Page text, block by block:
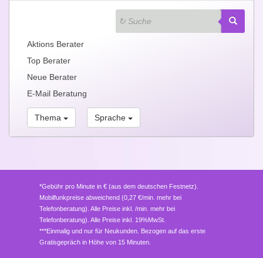
Aktions Berater
Top Berater
Neue Berater
E-Mail Beratung
Thema Sprache
*Gebühr pro Minute in € (aus dem deutschen Festnetz).
Mobilfunkpreise abweichend (0,27 €/min. mehr bei
Telefonberatung). Alle Preise inkl. /min. mehr bei
Telefonberatung). Alle Preise inkl. 19%MwSt.
***Einmalig und nur für Neukunden. Bezogen auf das erste
Gratisgepräch in Höhe von 15 Minuten.